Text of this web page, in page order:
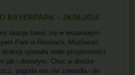
BAYERPARK – 28.06.2014
okazję bawić się w wspaniałym
Park w Riesbach. Możliwość
sprawiła wiele przyjemności
jak i dorosłym. Choć w drodze
pogoda nas nie zawiodła i do